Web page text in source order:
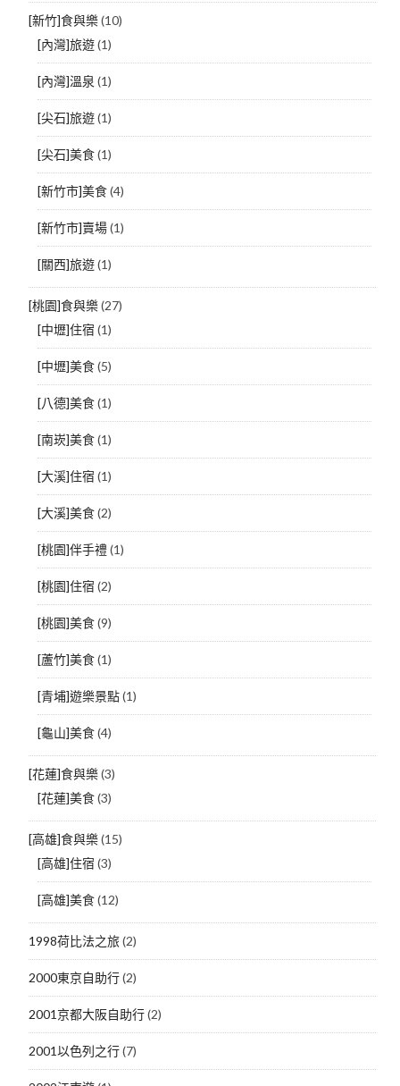
[新竹]食與樂(10)
[內灣]旅遊(1)
[內灣]溫泉 (1)
[尖石]旅遊(1)
[尖石]美食(1)
[新竹市]美食(4)
[新竹市]賣場(1)
[關西]旅遊(1)
[桃園]食與樂(27)
[中壢]住宿 (1)
[中壢]美食(5)
[八德]美食(1)
[南崁]美食(1)
[大溪]住宿 (1)
[大溪]美食(2)
[桃園]伴手禮(1)
[桃園]住宿 (2)
[桃園]美食(9)
[蘆竹]美食(1)
[青埔]遊樂景點(1)
[龜山]美食(4)
[花蓮]食與樂(3)
[花蓮]美食(3)
[高雄]食與樂(15)
[高雄]住宿 (3)
[高雄]美食(12)
1998荷比法之旅(2)
2000東京自助行(2)
2001京都大阪自助行(2)
2001以色列之行(7)